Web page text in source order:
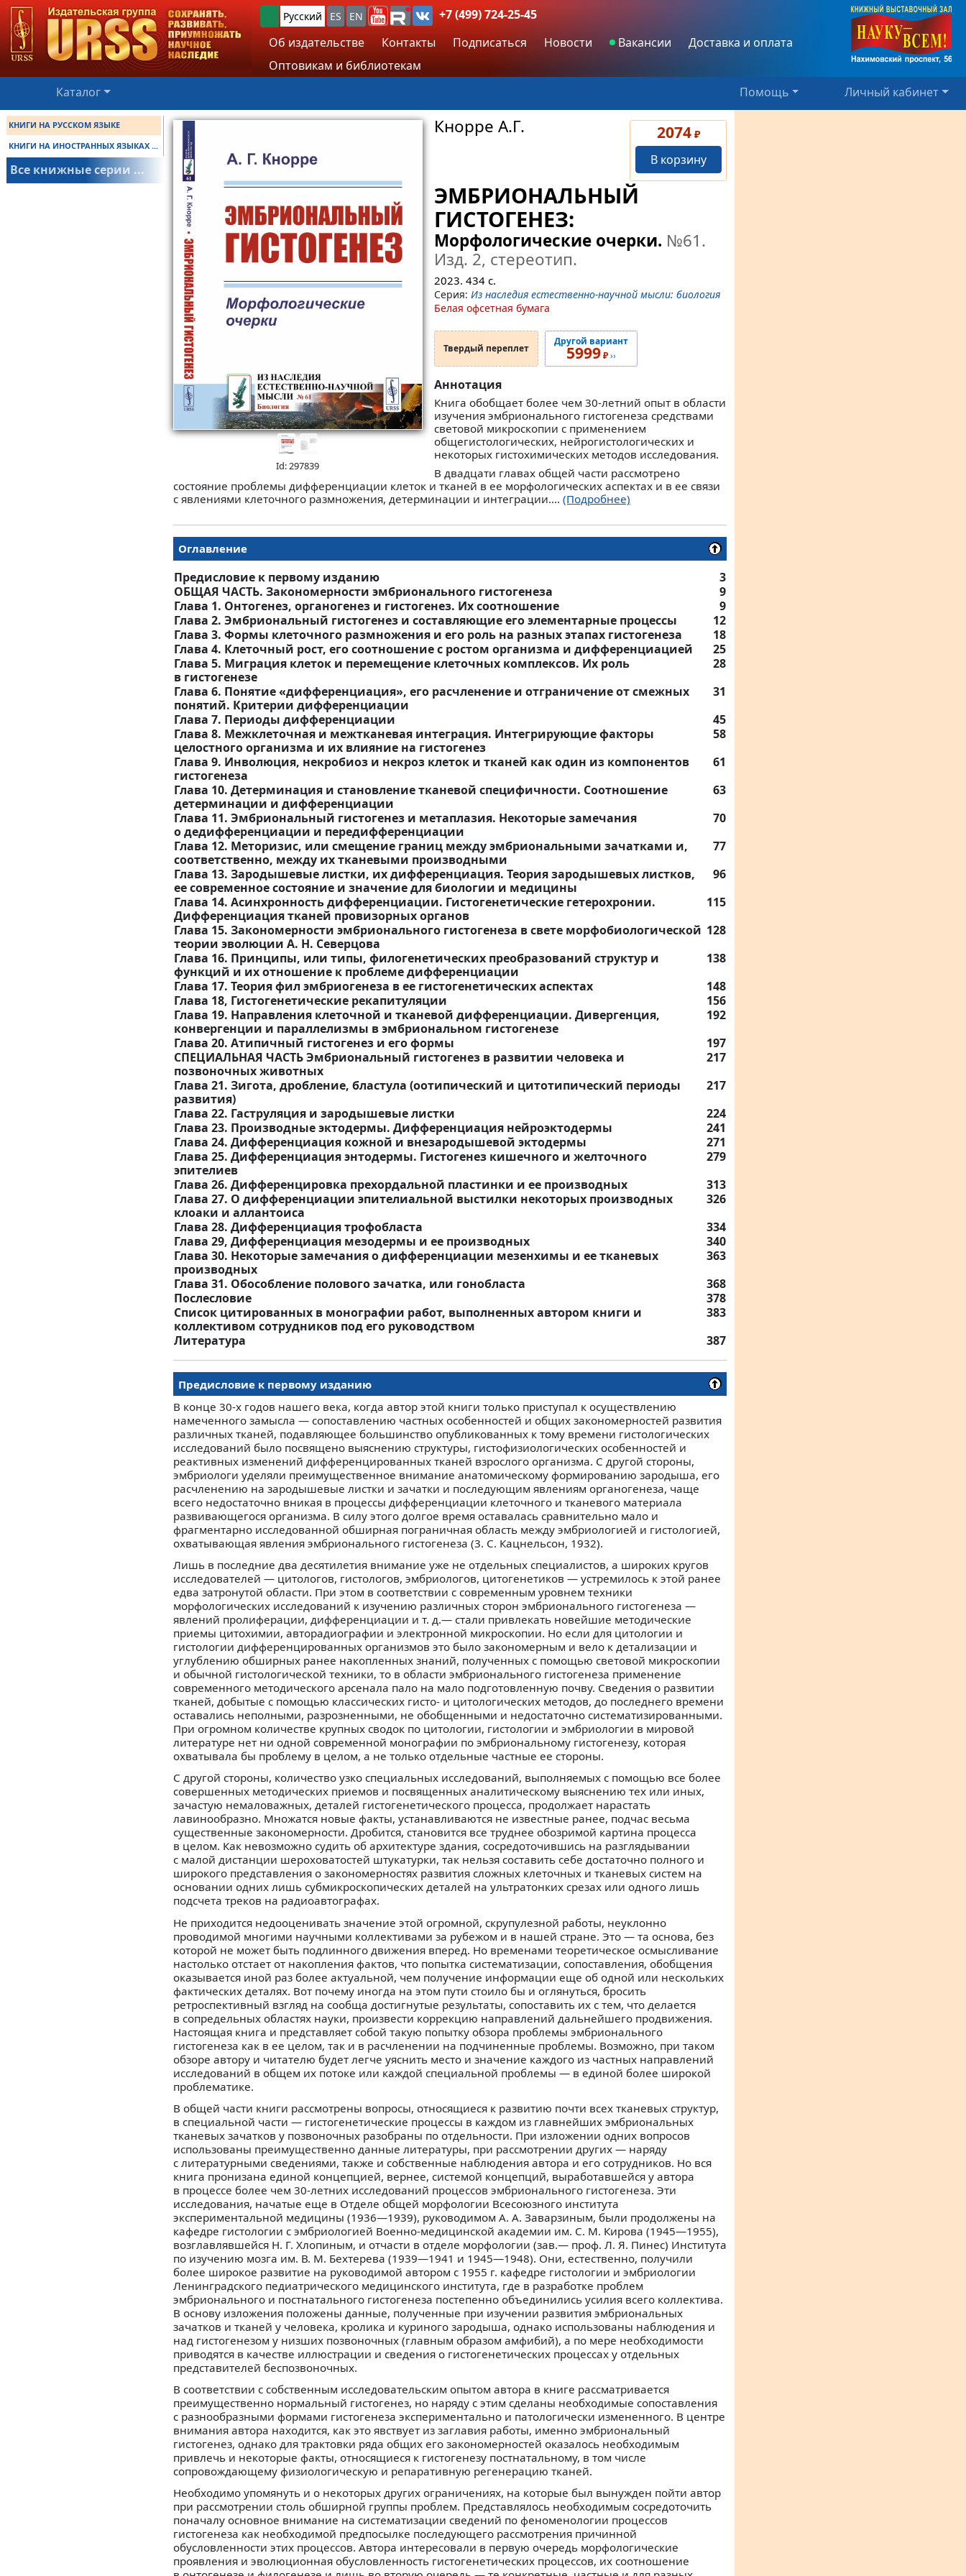
Русский ES EN
+7 (499) 724-25-45
Об издательстве
Контакты Подписаться Новости Вакансии
Доставка и оплата
Оптовикам и библиотекам
Каталог
Помощь Личный кабинет
КНИГИ НА РУССКОМ ЯЗЫКЕ
КНИГИ НА ИНОСТРАННЫХ ЯЗЫКАХ ...
Все книжные серии ...
Id: 297839
2074₽
В корзину
Кнорре А.Г.
ЭМБРИОНАЛЬНЫЙ
ГИСТОГЕНЕЗ:
Морфологические очерки. №61.
Изд. 2, стереотип.
2023. 434с.
Серия: Из наследия естественно-научной мысли: биология
Белая офсетная бумага
Твердый переплет
Другой вариант
5999₽››
Аннотация
Книга обобщает более чем 30-летний опыт в области
изучения эмбрионального гистогенеза средствами
световой микроскопии с применением
общегистологических, нейрогистологических и
некоторых гистохимических методов исследования.
В двадцати главах общей части рассмотрено
состояние проблемы дифференциации клеток и тканей в ее морфологических аспектах и в ее связи
с явлениями клеточного размножения, детерминации и интеграции.... (Подробнее)
Оглавление
Предисловие к первому изданию
3
ОБЩАЯ ЧАСТЬ. Закономерности эмбрионального гистогенеза
9
Глава 1. Онтогенез, органогенез и гистогенез. Их соотношение
9
Глава 2. Эмбриональный гистогенез и составляющие его элементарные процессы
12
Глава 3. Формы клеточного размножения и его роль на разных этапах гистогенеза
18
Глава 4. Клеточный рост, его соотношение с ростом организма и дифференциацией
25
Глава 5. Миграция клеток и перемещение клеточных комплексов. Их роль
в гистогенезе
28
Глава 6. Понятие «дифференциация», его расчленение и отграничение от смежных
понятий. Критерии дифференциации
31
Глава 7. Периоды дифференциации
45
Глава 8. Межклеточная и межтканевая интеграция. Интегрирующие факторы
целостного организма и их влияние на гистогенез
58
Глава 9. Инволюция, некробиоз и некроз клеток и тканей как один из компонентов
гистогенеза
61
Глава 10. Детерминация и становление тканевой специфичности. Соотношение
детерминации и дифференциации
63
Глава 11. Эмбриональный гистогенез и метаплазия. Некоторые замечания
о дедифференциации и передифференциации
70
Глава 12. Меторизис, или смещение границ между эмбриональными зачатками и,
соответственно, между их тканевыми производными
77
Глава 13. Зародышевые листки, их дифференциация. Теория зародышевых листков,
ее современное состояние и значение для биологии и медицины
96
Глава 14. Асинхронность дифференциации. Гистогенетические гетерохронии.
Дифференциация тканей провизорных органов
115
Глава 15. Закономерности эмбрионального гистогенеза в свете морфобиологической
теории эволюции А. Н. Северцова
128
Глава 16. Принципы, или типы, филогенетических преобразований структур и
функций и их отношение к проблеме дифференциации
138
Глава 17. Теория фил эмбриогенеза в ее гистогенетических аспектах
148
Глава 18, Гистогенетические рекапитуляции
156
Глава 19. Направления клеточной и тканевой дифференциации. Дивергенция,
конвергенции и параллелизмы в эмбриональном гистогенезе
192
Глава 20. Атипичный гистогенез и его формы
197
СПЕЦИАЛЬНАЯ ЧАСТЬ Эмбриональный гистогенез в развитии человека и
позвоночных животных
217
Глава 21. Зигота, дробление, бластула (оотипический и цитотипический периоды
развития)
217
Глава 22. Гаструляция и зародышевые листки
224
Глава 23. Производные эктодермы. Дифференциация нейроэктодермы
241
Глава 24. Дифференциация кожной и внезародышевой эктодермы
271
Глава 25. Дифференциация энтодермы. Гистогенез кишечного и желточного
эпителиев
279
Глава 26. Дифференцировка прехордальной пластинки и ее производных
313
Глава 27. О дифференциации эпителиальной выстилки некоторых производных
клоаки и аллантоиса
326
Глава 28. Дифференциация трофобласта
334
Глава 29, Дифференциация мезодермы и ее производных
340
Глава 30. Некоторые замечания о дифференциации мезенхимы и ее тканевых
производных
363
Глава 31. Обособление полового зачатка, или гонобласта
368
Послесловие
378
Список цитированных в монографии работ, выполненных автором книги и
коллективом сотрудников под его руководством
383
Литература
387
Предисловие к первому изданию
В конце 30-х годов нашего века, когда автор этой книги только приступал к осуществлению
намеченного замысла — сопоставлению частных особенностей и общих закономерностей развития
различных тканей, подавляющее большинство опубликованных к тому времени гистологических
исследований было посвящено выяснению структуры, гистофизиологических особенностей и
реактивных изменений дифференцированных тканей взрослого организма. С другой стороны,
эмбриологи уделяли преимущественное внимание анатомическому формированию зародыша, его
расчленению на зародышевые листки и зачатки и последующим явлениям органогенеза, чаще
всего недостаточно вникая в процессы дифференциации клеточного и тканевого материала
развивающегося организма. В силу этого долгое время оставалась сравнительно мало и
фрагментарно исследованной обширная пограничная область между эмбриологией и гистологией,
охватывающая явления эмбрионального гистогенеза (3. С. Кацнельсон, 1932).
Лишь в последние два десятилетия внимание уже не отдельных специалистов, а широких кругов
исследователей — цитологов, гистологов, эмбриологов, цитогенетиков — устремилось к этой ранее
едва затронутой области. При этом в соответствии с современным уровнем техники
морфологических исследований к изучению различных сторон эмбрионального гистогенеза —
явлений пролиферации, дифференциации и т. д.— стали привлекать новейшие методические
приемы цитохимии, авторадиографии и электронной микроскопии. Но если для цитологии и
гистологии дифференцированных организмов это было закономерным и вело к детализации и
углублению обширных ранее накопленных знаний, полученных с помощью световой микроскопии
и обычной гистологической техники, то в области эмбрионального гистогенеза применение
современного методического арсенала пало на мало подготовленную почву. Сведения о развитии
тканей, добытые с помощью классических гисто- и цитологических методов, до последнего времени
оставались неполными, разрозненными, не обобщенными и недостаточно систематизированными.
При огромном количестве крупных сводок по цитологии, гистологии и эмбриологии в мировой
литературе нет ни одной современной монографии по эмбриональному гистогенезу, которая
охватывала бы проблему в целом, а не только отдельные частные ее стороны.
С другой стороны, количество узко специальных исследований, выполняемых с помощью все более
совершенных методических приемов и посвященных аналитическому выяснению тех или иных,
зачастую немаловажных, деталей гистогенетического процесса, продолжает нарастать
лавинообразно. Множатся новые факты, устанавливаются не известные ранее, подчас весьма
существенные закономерности. Дробится, становится все труднее обозримой картина процесса
в целом. Как невозможно судить об архитектуре здания, сосредоточившись на разглядывании
с малой дистанции шероховатостей штукатурки, так нельзя составить себе достаточно полного и
широкого представления о закономерностях развития сложных клеточных и тканевых систем на
основании одних лишь субмикроскопических деталей на ультратонких срезах или одного лишь
подсчета треков на радиоавтографах.
Не приходится недооценивать значение этой огромной, скрупулезной работы, неуклонно
проводимой многими научными коллективами за рубежом и в нашей стране. Это — та основа, без
которой не может быть подлинного движения вперед. Но временами теоретическое осмысливание
настолько отстает от накопления фактов, что попытка систематизации, сопоставления, обобщения
оказывается иной раз более актуальной, чем получение информации еще об одной или нескольких
фактических деталях. Вот почему иногда на этом пути стоило бы и оглянуться, бросить
ретроспективный взгляд на сообща достигнутые результаты, сопоставить их с тем, что делается
в сопредельных областях науки, произвести коррекцию направлений дальнейшего продвижения.
Настоящая книга и представляет собой такую попытку обзора проблемы эмбрионального
гистогенеза как в ее целом, так и в расчленении на подчиненные проблемы. Возможно, при таком
обзоре автору и читателю будет легче уяснить место и значение каждого из частных направлений
исследований в общем их потоке или каждой специальной проблемы — в единой более широкой
проблематике.
В общей части книги рассмотрены вопросы, относящиеся к развитию почти всех тканевых структур,
в специальной части — гистогенетические процессы в каждом из главнейших эмбриональных
тканевых зачатков у позвоночных разобраны по отдельности. При изложении одних вопросов
использованы преимущественно данные литературы, при рассмотрении других — наряду
с литературными сведениями, также и собственные наблюдения автора и его сотрудников. Но вся
книга пронизана единой концепцией, вернее, системой концепций, выработавшейся у автора
в процессе более чем 30-летних исследований процессов эмбрионального гистогенеза. Эти
исследования, начатые еще в Отделе общей морфологии Всесоюзного института
экспериментальной медицины (1936—1939), руководимом А. А. Заварзиным, были продолжены на
кафедре гистологии с эмбриологией Военно-медицинской академии им. С. М. Кирова (1945—1955),
возглавлявшейся Н. Г. Хлопиным, и отчасти в отделе морфологии (зав.— проф. Л. Я. Пинес) Института
по изучению мозга им. В. М. Бехтерева (1939—1941 и 1945—1948). Они, естественно, получили
более широкое развитие на руководимой автором с 1955 г. кафедре гистологии и эмбриологии
Ленинградского педиатрического медицинского института, где в разработке проблем
эмбрионального и постнатального гистогенеза постепенно объединились усилия всего коллектива.
В основу изложения положены данные, полученные при изучении развития эмбриональных
зачатков и тканей у человека, кролика и куриного зародыша, однако использованы наблюдения и
над гистогенезом у низших позвоночных (главным образом амфибий), а по мере необходимости
приводятся в качестве иллюстрации и сведения о гистогенетических процессах у отдельных
представителей беспозвоночных.
В соответствии с собственным исследовательским опытом автора в книге рассматривается
преимущественно нормальный гистогенез, но наряду с этим сделаны необходимые сопоставления
с разнообразными формами гистогенеза экспериментально и патологически измененного. В центре
внимания автора находится, как это явствует из заглавия работы, именно эмбриональный
гистогенез, однако для трактовки ряда общих его закономерностей оказалось необходимым
привлечь и некоторые факты, относящиеся к гистогенезу постнатальному, в том числе
сопровождающему физиологическую и репаративную регенерацию тканей.
Необходимо упомянуть и о некоторых других ограничениях, на которые был вынужден пойти автор
при рассмотрении столь обширной группы проблем. Представлялось необходимым сосредоточить
поначалу основное внимание на систематизации сведений по феноменологии процессов
гистогенеза как необходимой предпосылке последующего рассмотрения причинной
обусловленности этих процессов. Автора интересовали в первую очередь морфологические
проявления и эволюционная обусловленность гистогенетических процессов, их соотношение